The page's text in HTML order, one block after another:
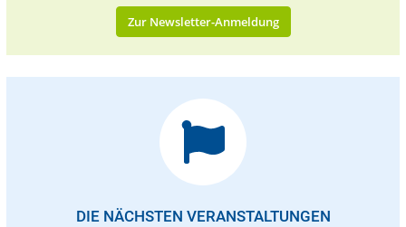
Zur Newsletter-Anmeldung
DIE NÄCHSTEN VERANSTALTUNGEN